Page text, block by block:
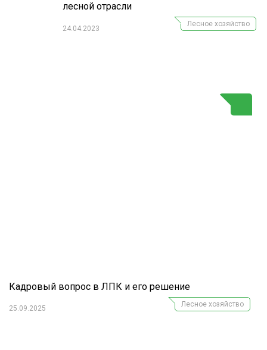
лесной отрасли
24.04.2023
Лесное хозяйство
Кадровый вопрос в ЛПК и его решение
25.09.2025
Лесное хозяйство